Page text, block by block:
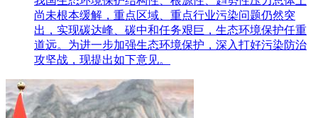
尚未根本缓解，重点区域、重点行业污染问题仍然突
出，实现碳达峰、碳中和任务艰巨，生态环境保护任重
道远。为进一步加强生态环境保护，深入打好污染防治
攻坚战，现提出如下意见。